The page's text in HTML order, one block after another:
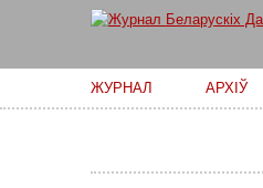
Main menu
ЖУРНАЛ АРХІЎ